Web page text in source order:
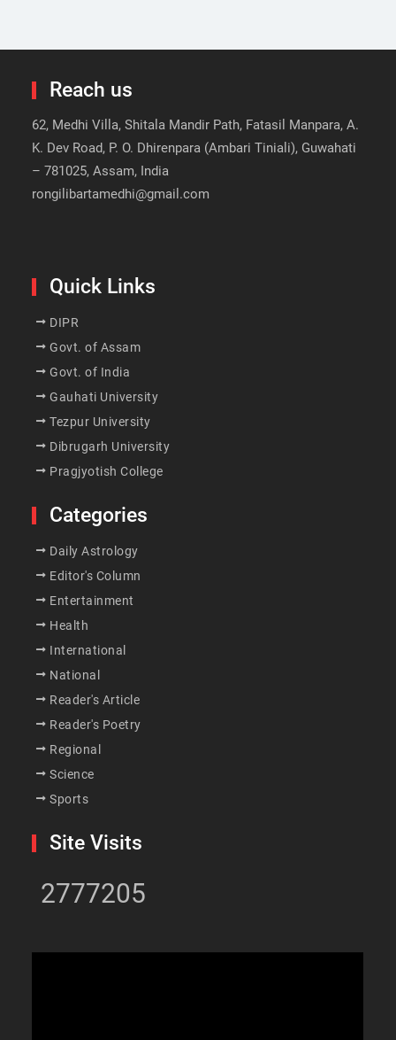
Reach us
62, Medhi Villa, Shitala Mandir Path, Fatasil Manpara, A.
K. Dev Road, P. O. Dhirenpara (Ambari Tiniali), Guwahati
– 781025, Assam, India
rongilibartamedhi@gmail.com
Quick Links
DIPR
Govt. of Assam
Govt. of India
Gauhati University
Tezpur University
Dibrugarh University
Pragjyotish College
Categories
Daily Astrology
Editor's Column
Entertainment
Health
International
National
Reader's Article
Reader's Poetry
Regional
Science
Sports
Site Visits
2777205